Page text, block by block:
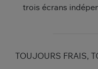
trois écrans
TOUJOURS FRAIS,